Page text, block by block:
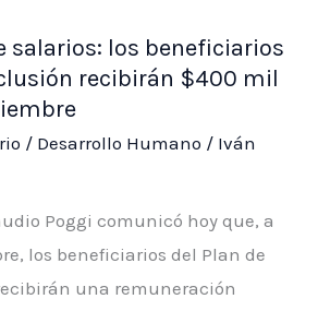
salarios: los beneficiarios
recibirán $400 mil
/ Desarrollo Humano / Iván
Poggi comunicó hoy que, a
los beneficiarios del Plan de
una remuneración